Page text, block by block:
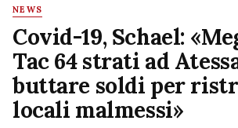
NEWS
Covid-19, Schael:
Tac 64 strati ad
buttare soldi per
locali malmessi»